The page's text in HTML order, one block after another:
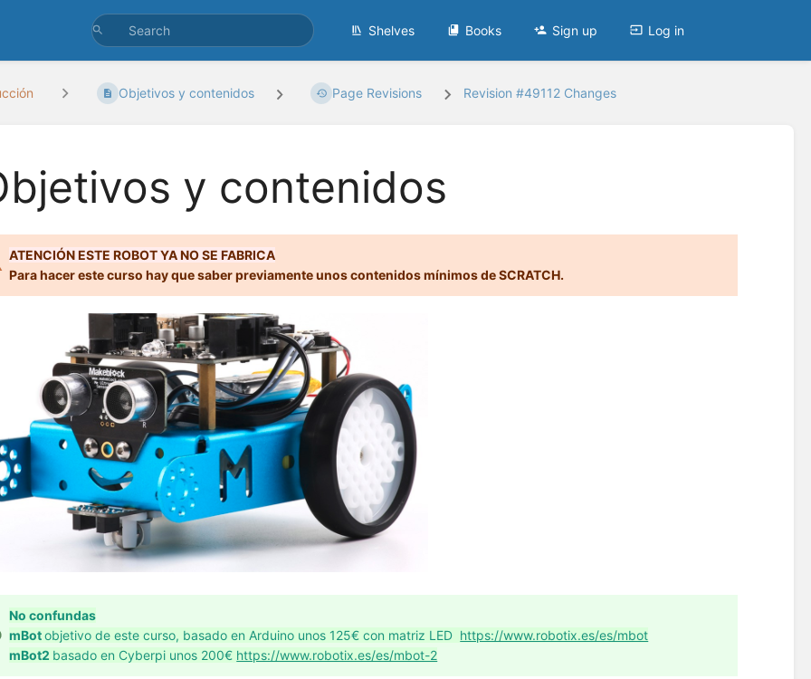
Shelves Books Sign up Log in
Objetivos y contenidos Page Revisions Revision #49112 Changes
y contenidos
ATENCIÓN ESTE ROBOT YA NO SE FABRICA
Para hacer este curso hay que saber previamente unos contenidos mínimos de SCRATCH.
No confundas
mBotobjetivo de este curso, basado en Arduino unos 125€ con matriz LED https://www.robotix.es/es/mbot
mBot2 basado en Cyberpi unos 200€ https://www.robotix.es/es/mbot-2